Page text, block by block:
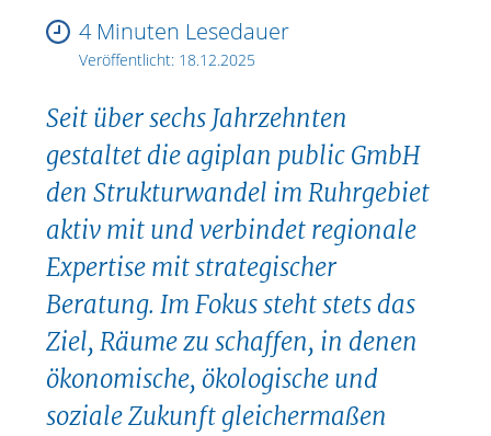
4 Minuten Lesedauer
Veröffentlicht: 18.12.2025
Seit über sechs Jahrzehnten
gestaltet die agiplan public GmbH
den Strukturwandel im Ruhrgebiet
aktiv mit und verbindet regionale
Expertise mit strategischer
Beratung. Im Fokus steht stets das
Ziel, Räume zu schaffen, in denen
ökonomische, ökologische und
soziale Zukunft gleichermaßen